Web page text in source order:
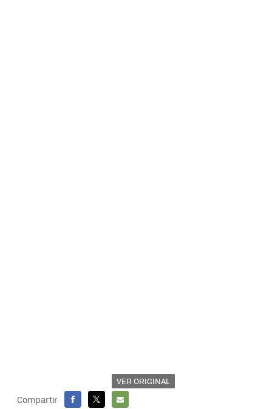
VER ORIGINAL
Compartir